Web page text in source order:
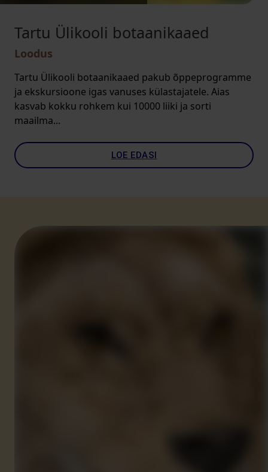
Tartu Ülikooli botaanikaaed
Loodus
Tartu Ülikooli botaanikaaed pakub õppeprogramme
ja ekskursioone igas vanuses külastajatele. Aias
kasvab kokku rohkem kui 10000 liiki ja sorti
maailma...
LOE EDASI